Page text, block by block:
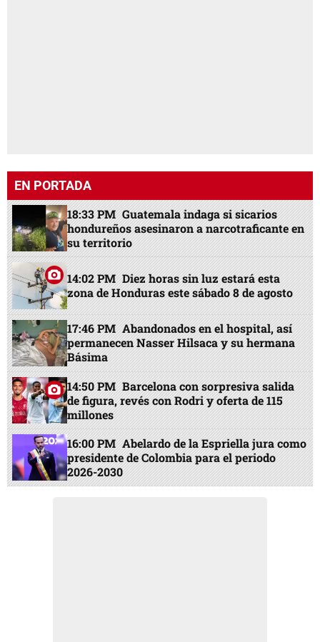
EN PORTADA
18:33 PM Guatemala indaga si sicarios
hondureños asesinaron a narcotraficante en
su territorio
14:02 PM Diez horas sin luz estará esta
zona de Honduras este sábado 8 de agosto
17:46 PM Abandonados en el hospital, así
permanecen Nasser Hilsaca y su hermana
Básima
14:50 PM Barcelona con sorpresiva salida
de figura, revés con Rodri y oferta de 115
millones
16:00 PM Abelardo de la Espriella jura como
presidente de Colombia para el periodo
2026-2030